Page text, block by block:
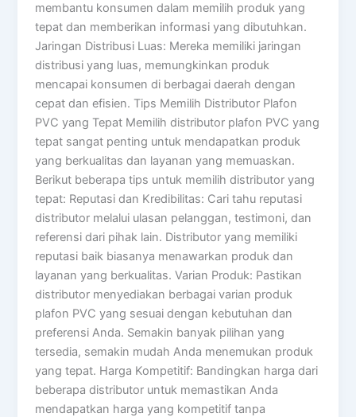
membantu konsumen dalam memilih produk yang
tepat dan memberikan informasi yang dibutuhkan.
Jaringan Distribusi Luas: Mereka memiliki jaringan
distribusi yang luas, memungkinkan produk
mencapai konsumen di berbagai daerah dengan
cepat dan efisien. Tips Memilih Distributor Plafon
PVC yang Tepat Memilih distributor plafon PVC yang
tepat sangat penting untuk mendapatkan produk
yang berkualitas dan layanan yang memuaskan.
Berikut beberapa tips untuk memilih distributor yang
tepat: Reputasi dan Kredibilitas: Cari tahu reputasi
distributor melalui ulasan pelanggan, testimoni, dan
referensi dari pihak lain. Distributor yang memiliki
reputasi baik biasanya menawarkan produk dan
layanan yang berkualitas. Varian Produk: Pastikan
distributor menyediakan berbagai varian produk
plafon PVC yang sesuai dengan kebutuhan dan
preferensi Anda. Semakin banyak pilihan yang
tersedia, semakin mudah Anda menemukan produk
yang tepat. Harga Kompetitif: Bandingkan harga dari
beberapa distributor untuk memastikan Anda
mendapatkan harga yang kompetitif tanpa